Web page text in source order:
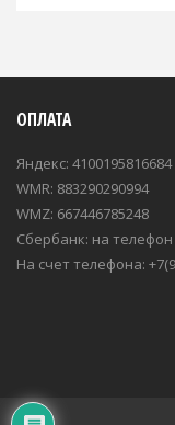
ОПЛАТА
Яндекс: 4100195816684
WMR: 883290290994
WMZ: 667446785248
Сбербанк: на телефон
На счет телефона: